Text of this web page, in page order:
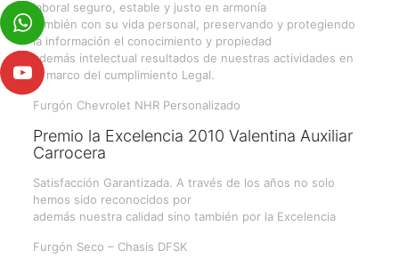
laboral seguro, estable y justo en armonía
también con su vida personal, preservando y protegiendo
la información el conocimiento y propiedad
además intelectual resultados de nuestras actividades en
el marco del cumplimiento Legal.
Furgón Chevrolet NHR Personalizado
Premio la Excelencia 2010 Valentina Auxiliar
Carrocera
Satisfacción Garantizada. A través de los años no solo
hemos sido reconocidos por
además nuestra calidad sino también por la Excelencia
Furgón Seco – Chasis DFSK